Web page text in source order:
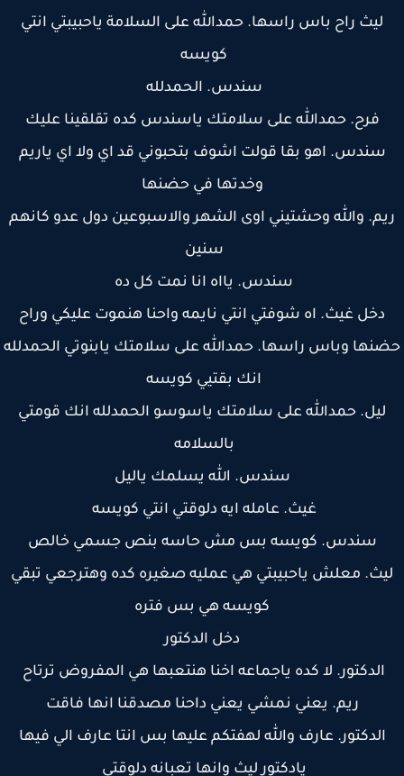
ليث راح باس راسها. حمدالله على السلامة ياحبيبتي انتي
كويسه
سندس. الحمدلله
فرح. حمدالله على سلامتك ياسندس كده تقلقينا عليك
سندس. اهو بقا قولت اشوف بتحبوني قد اي ولا اي ياريم
وخدتها في حضنها
والله وحشتيني اوى الشهر والاسبوعين دول عدو كانهم
سنين
سندس. يااه انا نمت كل ده
دخل غيث. اه شوفتي انتي نايمه واحنا هنموت عليكي وراح
وباس راسها. حمدالله على سلامتك يابنوتي الحمدلله
انك بقتيي كويسه
ليل. حمدالله على سلامتك ياسوسو الحمدلله انك قومتي
بالسلامه
سندس. الله يسلمك ياليل
غيث. عامله ايه دلوقتي انتي كويسه
سندس. كويسه بس مش حاسه بنص جسمي خالص
معلش ياحبيبتي هي عمليه صغيره كده وهترجعي تبقي
كويسه هي بس فتره
دخل الدكتور
الدكتور. لا كده ياجماعه اخنا هنتعبها هي المفروض ترتاح
ريم. يعني نمشي يعني داحنا مصدقنا انها فاقت
الدكتور. عارف والله لهفتكم عليها بس انتا عارف الي فيها
يادكتور ليث وانها تعبانه دلوقتي